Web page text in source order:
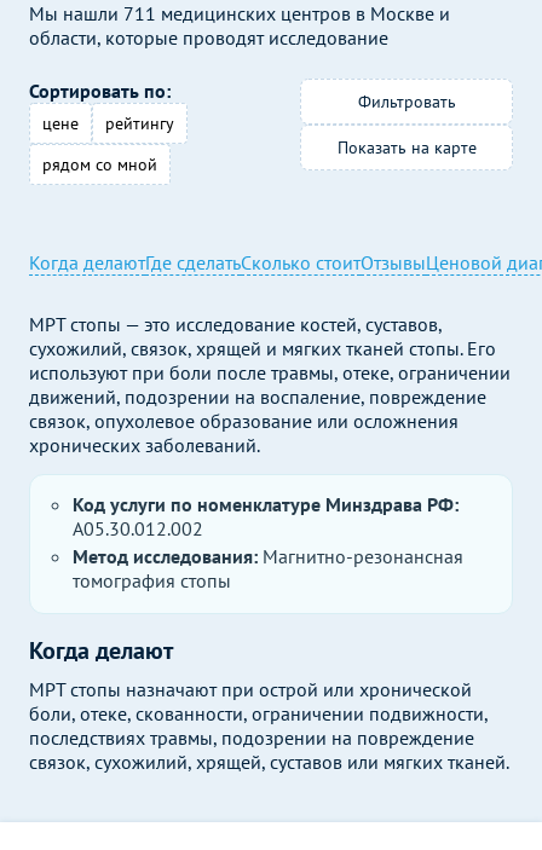
Мы нашли 711 медицинских центров в Москве и
области, которые проводят исследование
Сортировать по:
цене
рейтингу
рядом со мной
Фильтровать
Показать на карте
Когда делаютГде сделатьСколько стоитОтзывыЦеновой
МРТ стопы — это исследование костей, суставов,
сухожилий, связок, хрящей и мягких тканей стопы. Его
используют при боли после травмы, отеке, ограничении
движений, подозрении на воспаление, повреждение
связок, опухолевое образование или осложнения
хронических заболеваний.
Код услуги по номенклатуре Минздрава РФ:
A05.30.012.002
Метод исследования: Магнитно-резонансная
томография стопы
Когда делают
МРТ стопы назначают при острой или хронической
боли, отеке, скованности, ограничении подвижности,
последствиях травмы, подозрении на повреждение
связок, сухожилий, хрящей, суставов или мягких тканей.